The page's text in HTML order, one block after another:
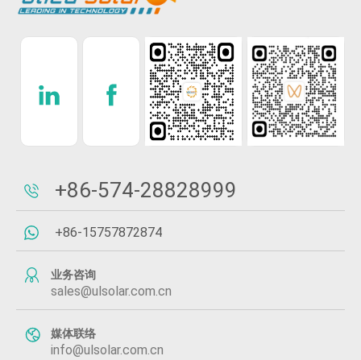
+86-574-28828999
+86-15757872874
业务咨询
sales@ulsolar.com.cn
媒体联络
info@ulsolar.com.cn